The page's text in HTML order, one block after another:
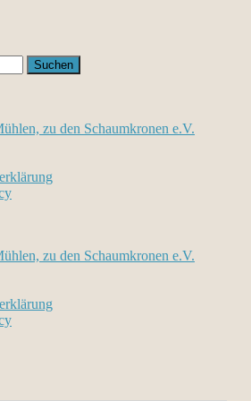
zu den Schaumkronen e.V.
zu den Schaumkronen e.V.